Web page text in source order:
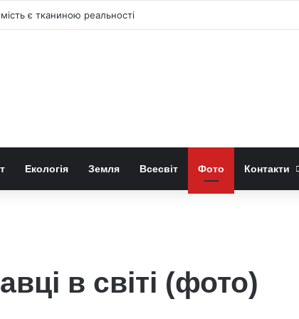
є тканиною реальності
Екологія Земля Всесвіт Фото Контакти
в світі (фото)